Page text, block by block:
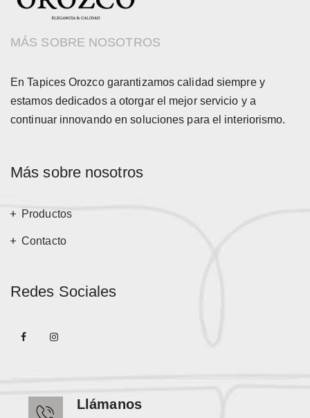
MÁS SOBRE NOSOTROS
En Tapices Orozco garantizamos calidad siempre y
estamos dedicados a otorgar el mejor servicio y a
continuar innovando en soluciones para el interiorismo.
Más sobre nosotros
Productos
Contacto
Redes Sociales
Llámanos